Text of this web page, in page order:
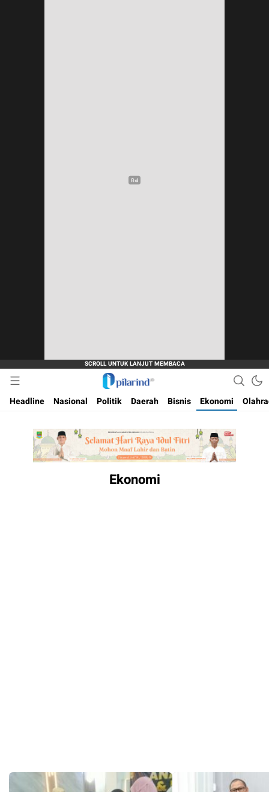
Pilarind.id
Dimana Arah Bangsa Bermula
Headline
Nasional Politik Daerah Bisnis Ekonomi
Ekonomi